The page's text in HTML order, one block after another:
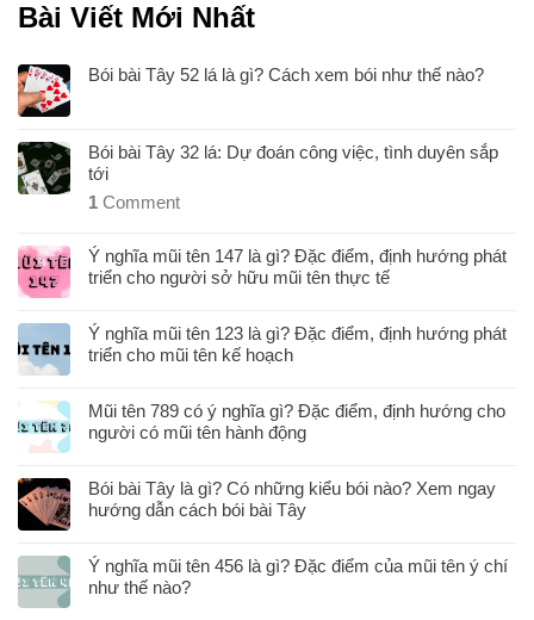
Bài Viết Mới Nhất
Bói bài Tây 52 lá là gì? Cách xem bói như thế nào?
Bói bài Tây 32 lá: Dự đoán công việc, tình duyên sắp
tới
1 Comment
Ý nghĩa mũi tên 147 là gì? Đặc điểm, định hướng phát
triển cho người sở hữu mũi tên thực tế
Ý nghĩa mũi tên 123 là gì? Đặc điểm, định hướng phát
triển cho mũi tên kế hoạch
Mũi tên 789 có ý nghĩa gì? Đặc điểm, định hướng cho
người có mũi tên hành động
Bói bài Tây là gì? Có những kiểu bói nào? Xem ngay
hướng dẫn cách bói bài Tây
Ý nghĩa mũi tên 456 là gì? Đặc điểm của mũi tên ý chí
như thế nào?